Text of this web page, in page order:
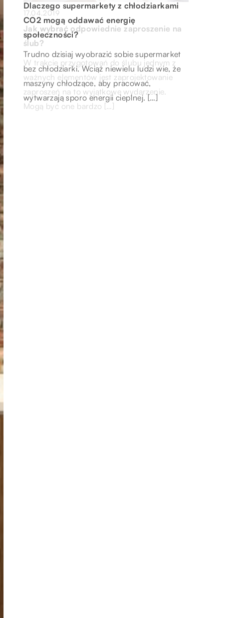
Jak się przygotować na wycieczkę do
Chile?
Wycieczki do Chile to świetny sposób, aby
zobaczyć jeden z najpiękniejszych krajów
świata. Kraj ma szeroką gamę krajobrazów,
od ośnieżonych […]
Dlaczego supermarkety z chłodziarkami
CO2 mogą oddawać energię
społeczności?
Trudno dzisiaj wyobrazić sobie supermarket
bez chłodziarki. Wciąż niewielu ludzi wie, że
maszyny chłodzące, aby pracować,
wytwarzają sporo energii cieplnej. […]
17.04.2019
Jak wybrać odpowiednie zaproszenie na
ślub?
W trakcie przygotowań do ślubu jednym z
ważnych elementów jest zaprojektowanie
zaproszeń na to wyjątkowe wydarzenie.
Mogą być one bardzo […]